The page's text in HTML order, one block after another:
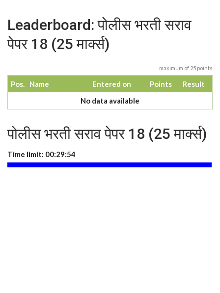
Leaderboard: पोलीस भरती सराव
पेपर 18 (25 मार्क्स)
maximum of 25 points
Pos. Name Entered on Points
Result
No data available
पोलीस भरती सराव पेपर 18 (25 मार्क्स)
Time limit: 00:29:53